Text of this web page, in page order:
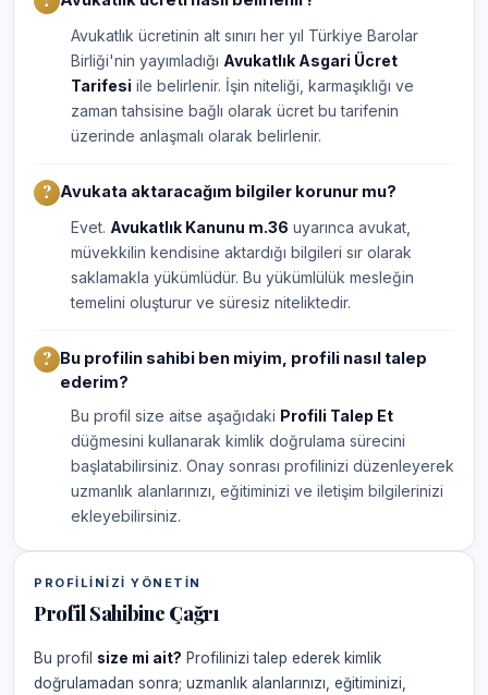
Avukatlık ücretinin alt sınırı her yıl Türkiye Barolar
Birliği'nin yayımladığı Avukatlık Asgari Ücret
Tarifesi ile belirlenir. İşin niteliği, karmaşıklığı ve
zaman tahsisine bağlı olarak ücret bu tarifenin
üzerinde anlaşmalı olarak belirlenir.
Avukata aktaracağım bilgiler korunur mu?
Evet. Avukatlık Kanunu m.36 uyarınca avukat,
müvekkilin kendisine aktardığı bilgileri sır olarak
saklamakla yükümlüdür. Bu yükümlülük mesleğin
temelini oluşturur ve süresiz niteliktedir.
Bu profilin sahibi ben miyim, profili nasıl talep
ederim?
Bu profil size aitse aşağıdaki Profili Talep Et
düğmesini kullanarak kimlik doğrulama sürecini
başlatabilirsiniz. Onay sonrası profilinizi düzenleyerek
uzmanlık alanlarınızı, eğitiminizi ve iletişim bilgilerinizi
ekleyebilirsiniz.
PROFILINIZI YÖNETIN
Profil Sahibine Çağrı
Bu profil size mi ait? Profilinizi talep ederek kimlik
doğrulamadan sonra; uzmanlık alanlarınızı, eğitiminizi,